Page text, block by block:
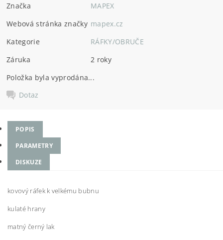
Značka
MAPEX
Webová stránka značky mapex.cz
Kategorie
RÁFKY/OBRUČE
Záruka
2 roky
Položka byla vyprodána...
Dotaz
POPIS
PARAMETRY
DISKUZE
kovový ráfek k velkému bubnu
kulaté hrany
matný černý lak